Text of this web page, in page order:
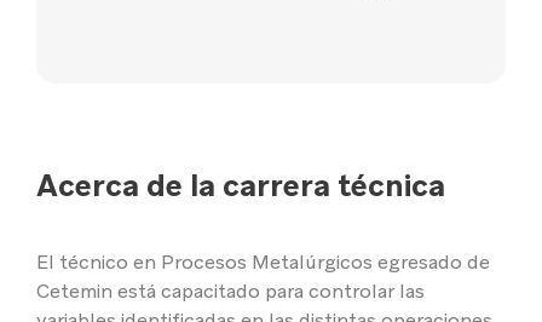
Acerca de la carrera técnica
El técnico en Procesos Metalúrgicos egresado de
Cetemin está capacitado para controlar las